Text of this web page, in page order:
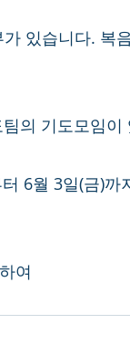
있습니다. 복
의 기도모임이
6월 3일(금)까
여